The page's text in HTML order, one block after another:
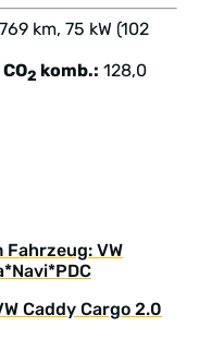
km, 75 kW (102
CO2 komb.: 128,0
VW